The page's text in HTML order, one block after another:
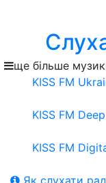
ще більше
KISS FM
KISS FM Deep
KISS FM
Як слухати